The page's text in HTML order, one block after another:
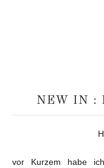
NEW IN :
vor Kurzem habe